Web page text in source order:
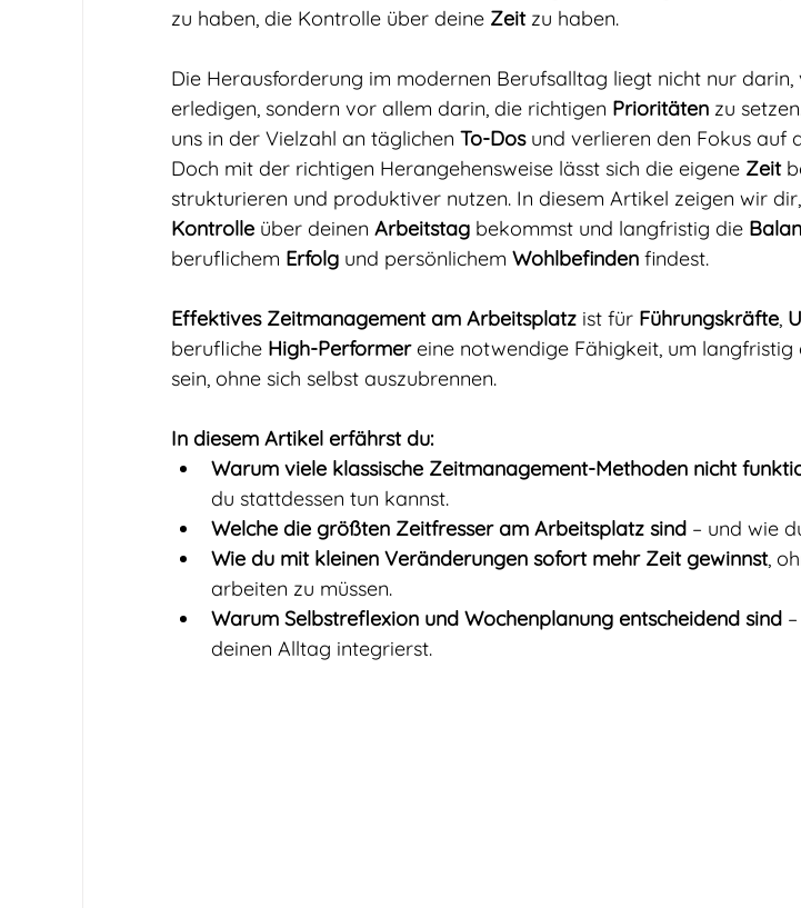
zu haben, die Kontrolle über deine Zeit zu haben.
Die Herausforderung im modernen Berufsalltag liegt nicht nur darin,
erledigen, sondern vor allem darin, die richtigen Prioritäten zu
uns in der Vielzahl an täglichen To-Dos und verlieren den Fokus auf
Doch mit der richtigen Herangehensweise lässt sich die eigene Zeit
strukturieren und produktiver nutzen. In diesem Artikel zeigen wir
Kontrolle über deinen Arbeitstag bekommst und langfristig die
beruflichem Erfolg und persönlichem Wohlbefinden findest.
Effektives Zeitmanagement am Arbeitsplatz ist für Führungskräfte,
berufliche High-Performer eine notwendige Fähigkeit, um langfristig
sein, ohne sich selbst auszubrennen.
In diesem Artikel erfährst du:
Warum viele klassische Zeitmanagement-Methoden nicht
du stattdessen tun kannst.
Welche die größten Zeitfresser am Arbeitsplatz sind – und wie
Wie du mit kleinen Veränderungen sofort mehr Zeit gewinnst,
arbeiten zu müssen.
Warum Selbstreflexion und Wochenplanung entscheidend sind
deinen Alltag integrierst.